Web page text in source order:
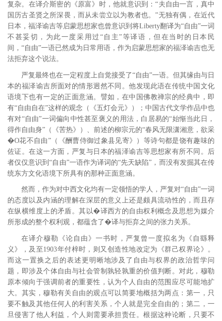
复杂。在译介斯密的《原富》时，他就意识到：“夫自由一言，真中
国历古圣贤之所深畏，而从未尝立以为教者也。”无独有偶，在近代
日本，福泽谕吉等启蒙思想家也曾意识到将Liberty翻译为“自由”一词
不甚妥切，为此一度采用过“自主”等译语，但在当时的日本民
间，“自由”一语已然成为日常用语，作为启蒙思想家的福泽谕吉也无
法拒弃这个说法。
严复最终也在一定程度上自觉接受了“自由”一语。但其缘由与日
本的福泽谕吉所面对的情形迥然不同。他发现此语在传统中国文化
语境下也有一定的正面意涵。譬如，在中国佛教禅宗的经典中，即
有“自由自在”这样的观念（《五灯会元》）；中国古代文学作品中也
有对“自由”一词偏向中性甚至褒义的用法，白居易的“始惭当此日，
得作自由身”（《苦热》）、前述的柳宗元的“春风无限潇湘意，欲采
�O花不自由”（《酬曹侍御过象县见寄》）等诗句都是饶有趣味的
佐证。在这一方面，严复与日本的福泽谕吉等思想家有所不同。后
者仅仅意识到“自由”一语作为译词的“先天缺陷”，而没有发掘其在传
统东方文化语境下所具有的那种正面意涵。
然而，作为对中西文化均有一定领悟的学人，严复对“自由”一词
的态度以及内涵的理解在深层的意义上还是颇具流动性的，而且存
在纵横维度上的矛盾。其以�译西方的自由权利概念及思想为媒介
所形成的整个权利观，都蕴含了�译与拒弃之间的张力关系。
在译介穆勒《论自由》一书时，严复曾一度拟名为《自繇释
义》，及至1903年付梓时，则又创造性地改定为《群己权界论》。
而这一置换之后的表述更明晰地涉及了自由与权界的政治哲学问
题，即涉及个体自由与社会管制孰轻孰重的价值判断。对此，穆勒
原本倾向于强调前者的重要性，认为个人自由的范围应尽可能地扩
大。 其实，穆勒有关自由的观点可以简要地概括为两点：第一，只
要不触及其他任何人的利害关系，个人就是完全自由的；第二，一
旦侵害了他人利益，个人则需要承担责任。根据这种论断，只要不